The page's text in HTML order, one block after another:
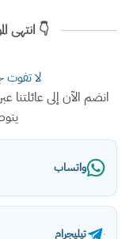
👇 انتهى
لا تفوت
انضم الآن إلى
واتساب
تيليجرام